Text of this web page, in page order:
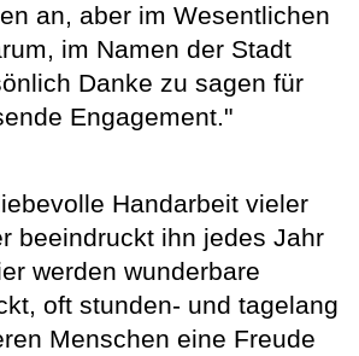
an, aber im Wesentlichen
im Namen der Stadt
Danke zu sagen für
Engagement."
Handarbeit vieler
beeindruckt ihn jedes Jahr
werden wunderbare
oft stunden- und tagelang
Menschen eine Freude